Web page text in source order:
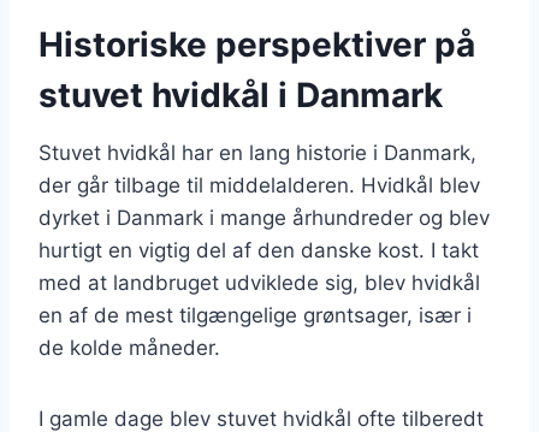
Historiske perspektiver på
stuvet hvidkål i Danmark
Stuvet hvidkål har en lang historie i Danmark,
der går tilbage til middelalderen. Hvidkål blev
dyrket i Danmark i mange århundreder og blev
hurtigt en vigtig del af den danske kost. I takt
med at landbruget udviklede sig, blev hvidkål
en af de mest tilgængelige grøntsager, især i
de kolde måneder.
I gamle dage blev stuvet hvidkål ofte tilberedt